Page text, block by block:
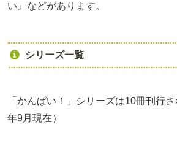
い』などがあります。
シリーズ一覧
「かんぱい！」シリーズは10冊刊行
年9月現在）